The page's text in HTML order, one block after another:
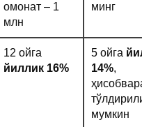
омонат – 1
млн
минг
12 ойга
йиллик 16%
5 ойга
14%,
мумкин